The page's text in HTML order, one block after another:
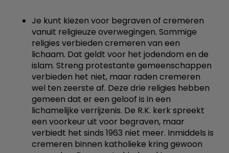
Je kunt kiezen voor begraven of cremeren
vanuit religieuze overwegingen. Sommige
religies verbieden cremeren van een
lichaam. Dat geldt voor het jodendom en de
islam. Streng protestante gemeenschappen
verbieden het niet, maar raden cremeren
wel ten zeerste af. Deze drie religies hebben
gemeen dat er een geloof is in een
lichamelijke verrijzenis. De R.K. kerk spreekt
een voorkeur uit voor begraven, maar
verbiedt het sinds 1963 niet meer. Inmiddels is
cremeren binnen katholieke kring gewoon